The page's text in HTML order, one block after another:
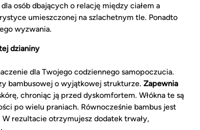
osób dbających o relację między ciałem a
umieszczonej na szlachetnym tle. Ponadto
wyzwania.
dzianiny
dla Twojego codziennego samopoczucia.
bambusowej o wyjątkowej strukturze. Zapewnia
chroniąc ją przed dyskomfortem. Włókna te są
po wielu praniach. Równocześnie bambus jest
rezultacie otrzymujesz dodatek trwały,